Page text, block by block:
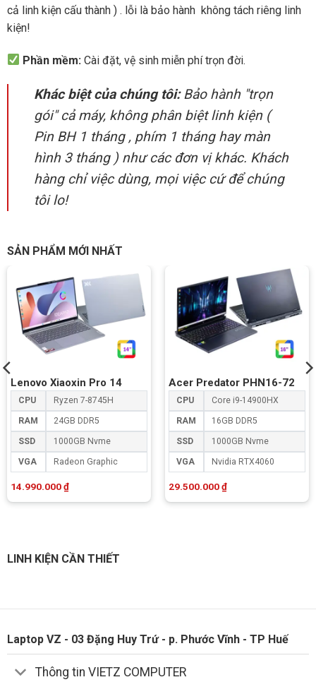
cả linh kiện cấu thành ) . lỗi là bảo hành không tách riêng linh
kiện!
Phần mềm: Cài đặt, vệ sinh miễn phí trọn đời.
Khác biệt của chúng tôi:Bảo hành "trọn
gói" cả máy, không phân biệt linh kiện (
Pin BH 1 tháng , phím 1 tháng hay màn
hình 3 tháng ) như các đơn vị khác. Khách
hàng chỉ việc dùng, mọi việc cứ để chúng
tôi lo!
SẢN PHẨM MỚI NHẤT
Lenovo Xiaoxin Pro 14
CPU Ryzen 7-8745H
RAM 24GB DDR5
SSD 1000GB Nvme
VGA Radeon Graphic
14.990.000₫
Acer Predator PHN16-72
CPU Core i9-14900HX
RAM 16GB DDR5
SSD 1000GB Nvme
VGA Nvidia RTX4060
29.500.000₫
LINH KIỆN CẦN THIẾT
Laptop VZ - 03 Đặng Huy Trứ - p. Phước Vĩnh - TP Huế
Thông tin VIETZ COMPUTER